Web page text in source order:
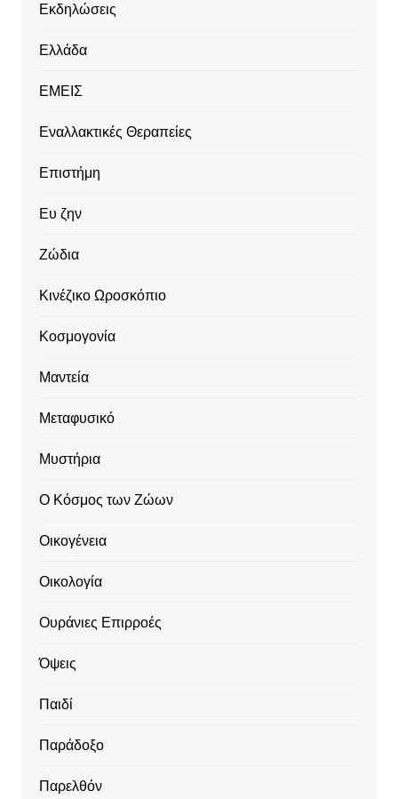
Εκδηλώσεις
Ελλάδα
ΕΜΕΙΣ
Εναλλακτικές Θεραπείες
Επιστήμη
Ευ ζην
Ζώδια
Κινέζικο Ωροσκόπιο
Κοσμογονία
Μαντεία
Μεταφυσικό
Μυστήρια
Ο Κόσμος των Ζώων
Οικογένεια
Οικολογία
Ουράνιες Επιρροές
Όψεις
Παιδί
Παράδοξο
Παρελθόν